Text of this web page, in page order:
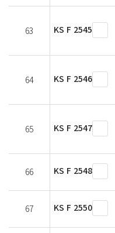
63 KS F 2545
64 KS F 2546
65 KS F 2547
66 KS F 2548
67 KS F 2550